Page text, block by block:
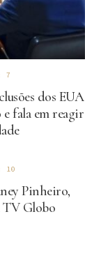
7
dos EUA
fala em reagir
10
Pinheiro,
TV Globo